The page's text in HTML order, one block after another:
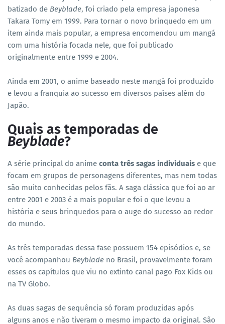
batizado de Beyblade, foi criado pela empresa japonesa
Takara Tomy em 1999. Para tornar o novo brinquedo em um
item ainda mais popular, a empresa encomendou um mangá
com uma história focada nele, que foi publicado
originalmente entre 1999 e 2004.
Ainda em 2001, o anime baseado neste mangá foi produzido
e levou a franquia ao sucesso em diversos países além do
Japão.
Quais as temporadas de
Beyblade?
A série principal do anime conta três sagas individuais e que
focam em grupos de personagens diferentes, mas nem todas
são muito conhecidas pelos fãs. A saga clássica que foi ao ar
entre 2001 e 2003 é a mais popular e foi o que levou a
história e seus brinquedos para o auge do sucesso ao redor
do mundo.
As três temporadas dessa fase possuem 154 episódios e, se
você acompanhou Beyblade no Brasil, provavelmente foram
esses os capítulos que viu no extinto canal pago Fox Kids ou
na TV Globo.
As duas sagas de sequência só foram produzidas após
alguns anos e não tiveram o mesmo impacto da original. São